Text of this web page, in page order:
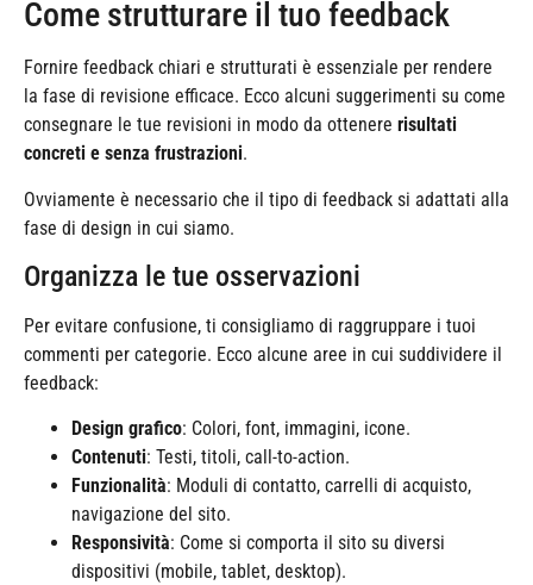
Come strutturare il tuo feedback
Fornire feedback chiari e strutturati è essenziale per rendere
la fase di revisione efficace. Ecco alcuni suggerimenti su come
consegnare le tue revisioni in modo da ottenere risultati
concreti e senza frustrazioni.
Ovviamente è necessario che il tipo di feedback si adattati alla
fase di design in cui siamo.
Organizza le tue osservazioni
Per evitare confusione, ti consigliamo di raggruppare i tuoi
commenti per categorie. Ecco alcune aree in cui suddividere il
feedback:
Design grafico: Colori, font, immagini, icone.
Contenuti: Testi, titoli, call-to-action.
Funzionalità: Moduli di contatto, carrelli di acquisto,
navigazione del sito.
Responsività: Come si comporta il sito su diversi
dispositivi (mobile, tablet, desktop).